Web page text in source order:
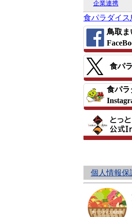
企業連携
食パラダイス
鳥取ま
食パ
食パラ
個人情報保